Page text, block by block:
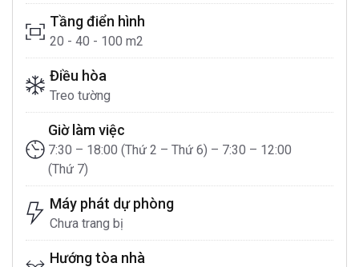
Tầng điển hình
20 - 40 - 100 m2
Điều hòa
Treo tường
Giờ làm việc
7:30 – 18:00 (Thứ 2 – Thứ 6) – 7:30 – 12:00
(Thứ 7)
Máy phát dự phòng
Chưa trang bị
Hướng tòa nhà